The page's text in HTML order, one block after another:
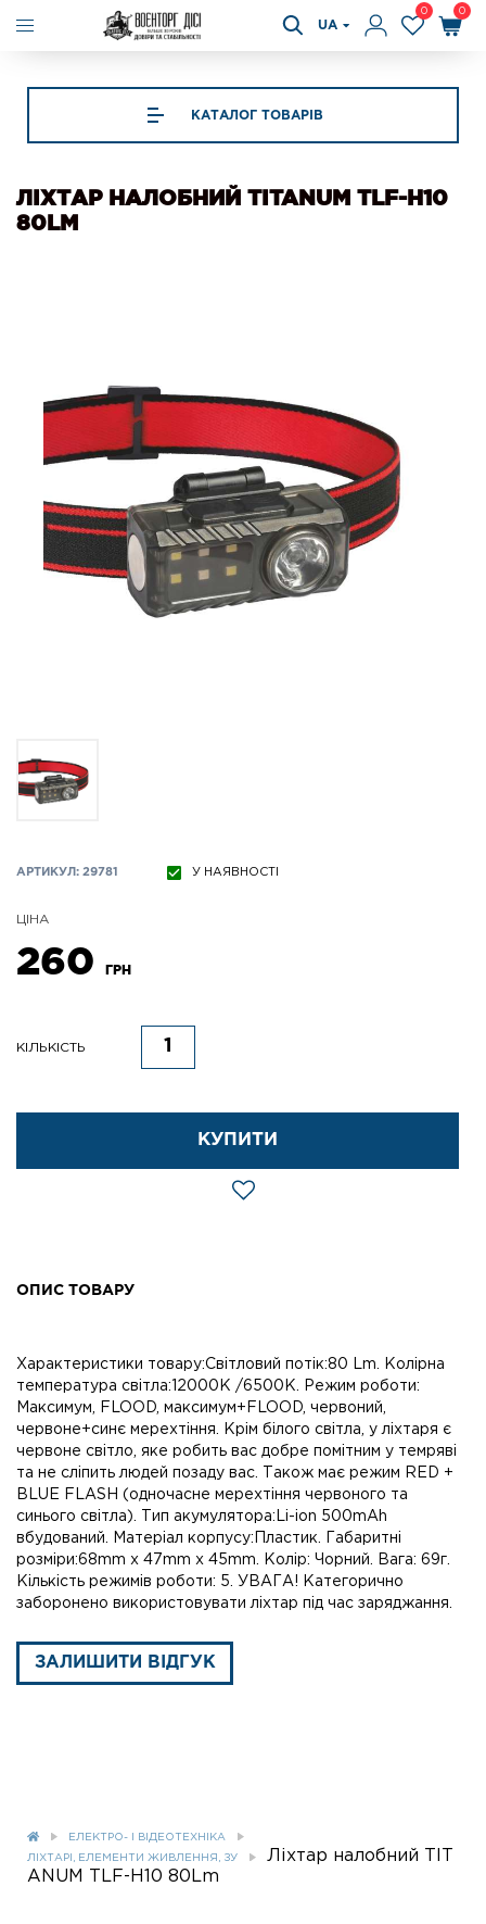
UA
0 0
КАТАЛОГ ТОВАРІВ
ЛІХТАР НАЛОБНИЙ TITANUM TLF-H10
80LM
АРТИКУЛ: 29781 У НАЯВНОСТІ
ЦІНА
260 ГРН
КІЛЬКІСТЬ
КУПИТИ
ОПИС ТОВАРУ
Характеристики товару:Світловий потік:80 Lm. Колірна
температура світла:12000K /6500K. Режим роботи:
Максимум, FLOOD, максимум+FLOOD, червоний,
червоне+синє мерехтіння. Крім білого світла, у ліхтаря є
червоне світло, яке робить вас добре помітним у темряві
та не сліпить людей позаду вас. Також має режим RED +
BLUE FLASH (одночасне мерехтіння червоного та
синього світла). Тип акумулятора:Li-ion 500mAh
вбудований. Матеріал корпусу:Пластик. Габаритні
розміри:68mm х 47mm х 45mm. Колір: Чорний. Вага: 69г.
Кількість режимів роботи: 5. УВАГА! Категорично
заборонено використовувати ліхтар під час заряджання.
ЗАЛИШИТИ ВІДГУК
ЕЛЕКТРО- І ВІДЕОТЕХНІКА
ЛІХТАРІ, ЕЛЕМЕНТИ ЖИВЛЕННЯ, ЗУ
Ліхтар налобний TIT
ANUM TLF-H10 80Lm